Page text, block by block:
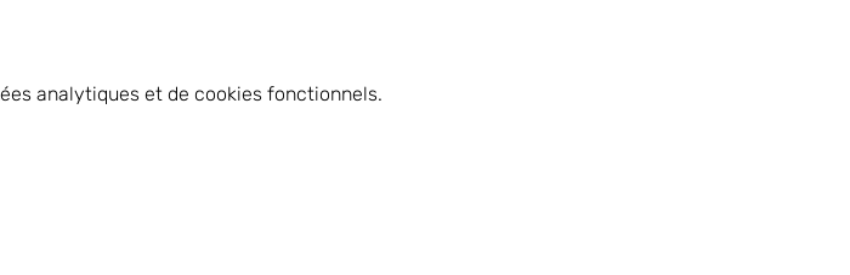
analytiques et de cookies fonctionnels.